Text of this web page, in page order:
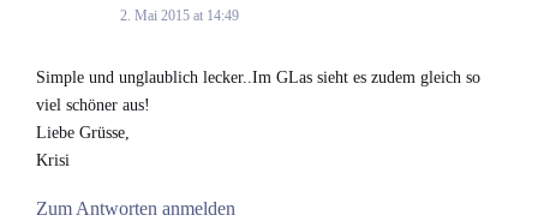
2. Mai 2015 at 14:49
Simple und unglaublich lecker..Im GLas sieht es zudem gleich so
viel schöner aus!
Liebe Grüsse,
Krisi
Zum Antworten anmelden